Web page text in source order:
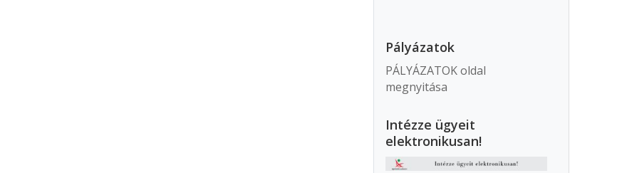
Pályázatok
PÁLYÁZATOK oldal
megnyitása
Intézze ügyeit
elektronikusan!